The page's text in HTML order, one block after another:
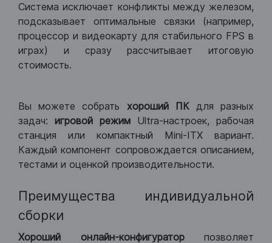
Система исключает конфликты между железом,
подсказывает оптимальные связки (например,
процессор и видеокарту для стабильного FPS в
играх) и сразу рассчитывает итоговую
стоимость.
Вы можете собрать хороший ПКдля разных
задач: игровой режим Ultra-настроек, рабочая
станция или компактный Mini-ITX вариант.
Каждый компонент сопровождается описанием,
тестами и оценкой производительности.
Преимущества индивидуальной
сборки
Хороший онлайн-конфигураторпозволяет